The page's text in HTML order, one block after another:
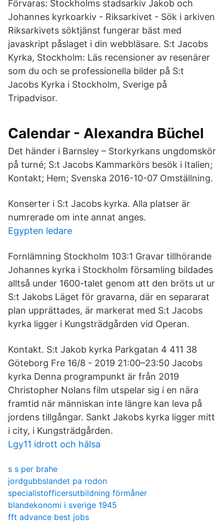
Förvaras: Stockholms stadsarkiv Jakob och
Johannes kyrkoarkiv - Riksarkivet - Sök i arkiven
Riksarkivets söktjänst fungerar bäst med
javaskript påslaget i din webbläsare. S:t Jacobs
Kyrka, Stockholm: Läs recensioner av resenärer
som du och se professionella bilder på S:t
Jacobs Kyrka i Stockholm, Sverige på
Tripadvisor.
Calendar - Alexandra Büchel
Det händer i Barnsley – Storkyrkans ungdomskör
på turné; S:t Jacobs Kammarkörs besök i Italien;
Kontakt; Hem; Svenska 2016-10-07 Omställning.
Konserter i S:t Jacobs kyrka. Alla platser är
numrerade om inte annat anges.
Egypten ledare
Fornlämning Stockholm 103:1 Gravar tillhörande
Johannes kyrka i Stockholm församling bildades
alltså under 1600-talet genom att den bröts ut ur
S:t Jakobs Läget för gravarna, där en separarat
plan upprättades, är markerat med S:t Jacobs
kyrka ligger i Kungsträdgården vid Operan.
Kontakt. S:t Jakob kyrka Parkgatan 4 411 38
Göteborg Fre 16/8 - 2019 21:00–23:50 Jacobs
kyrka Denna programpunkt är från 2019
Christopher Nolans film utspelar sig i en nära
framtid när människan inte längre kan leva på
jordens tillgångar. Sankt Jakobs kyrka ligger mitt
i city, i Kungsträdgården.
Lgy11 idrott och hälsa
s s per brahe
jordgubbslandet pa rodon
specialistofficersutbildning förmåner
blandekonomi i sverige 1945
fft advance best jobs